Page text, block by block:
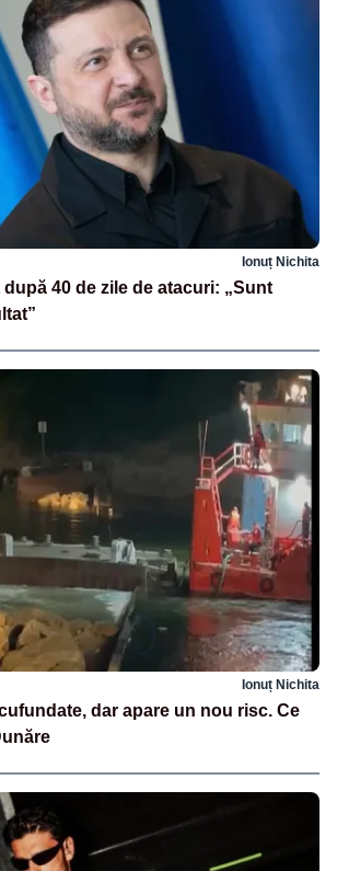
Ionuț Nichita
40 de zile de atacuri: „Sunt
Ionuț Nichita
dar apare un nou risc. Ce